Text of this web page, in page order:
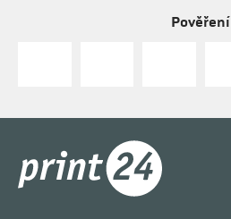
Pověření